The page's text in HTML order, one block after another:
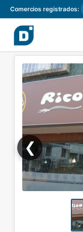
Comercios registrados:
❮